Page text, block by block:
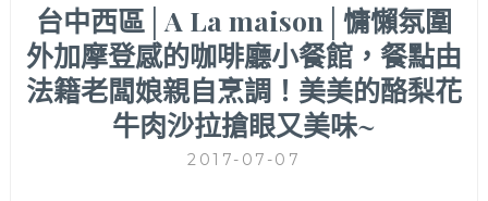
台中西區│A La maison│慵懶氛圍
外加摩登感的咖啡廳小餐館，餐點由
法籍老闆娘親自烹調！美美的酪梨花
牛肉沙拉搶眼又美味~
2017-07-07